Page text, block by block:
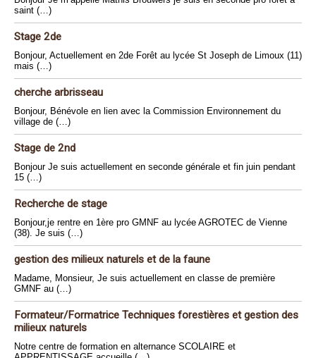
saint (…)
Stage 2de
Bonjour, Actuellement en 2de Forêt au lycée St Joseph de Limoux (11)
mais (…)
cherche arbrisseau
Bonjour, Bénévole en lien avec la Commission Environnement du
village de (…)
Stage de 2nd
Bonjour Je suis actuellement en seconde générale et fin juin pendant
15 (…)
Recherche de stage
Bonjour,je rentre en 1ère pro GMNF au lycée AGROTEC de Vienne
(38). Je suis (…)
gestion des milieux naturels et de la faune
Madame, Monsieur, Je suis actuellement en classe de première
GMNF au (…)
Formateur/Formatrice Techniques forestières et gestion des
milieux naturels
Notre centre de formation en alternance SCOLAIRE et